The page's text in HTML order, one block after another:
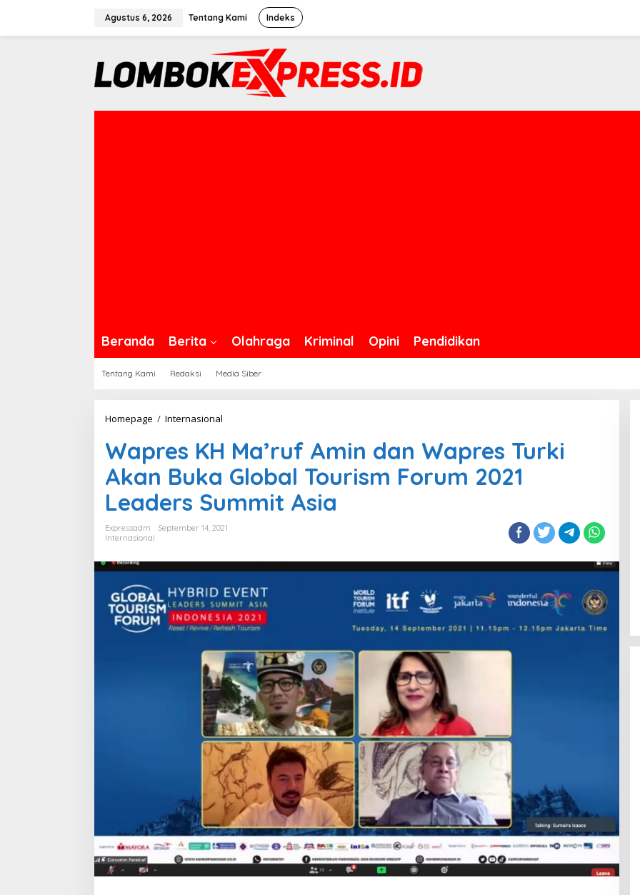
konten
Agustus 6, 2026 Tentang Kami Indeks
Beranda Berita Olahraga Kriminal Opini Pendidikan
Tentang Kami Redaksi Media Siber
Homepage / Internasional
Ma'ruf
Amin
dan
Wapres
Akan
Global
Forum
2021
Leaders
Summit
Asia
Wapres KH Ma’ruf Amin dan Wapres Turki
Akan Buka Global Tourism Forum 2021
Leaders Summit Asia
Expressadm
September 14, 2021
Internasional